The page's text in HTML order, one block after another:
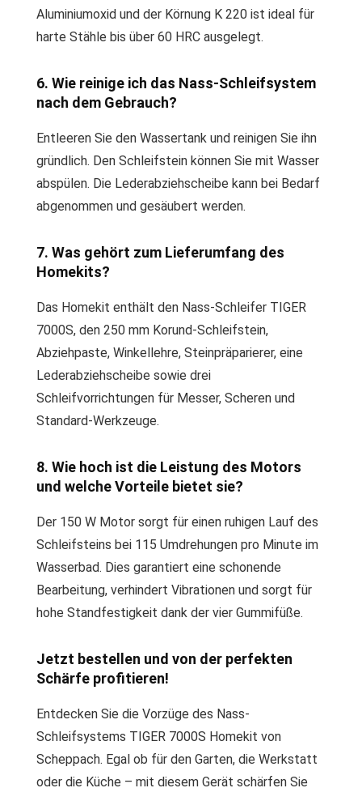
Aluminiumoxid und der Körnung K 220 ist ideal für
harte Stähle bis über 60 HRC ausgelegt.
6. Wie reinige ich das Nass-Schleifsystem
nach dem Gebrauch?
Entleeren Sie den Wassertank und reinigen Sie ihn
gründlich. Den Schleifstein können Sie mit Wasser
abspülen. Die Lederabziehscheibe kann bei Bedarf
abgenommen und gesäubert werden.
7. Was gehört zum Lieferumfang des
Homekits?
Das Homekit enthält den Nass-Schleifer TIGER
7000S, den 250 mm Korund-Schleifstein,
Abziehpaste, Winkellehre, Steinpräparierer, eine
Lederabziehscheibe sowie drei
Schleifvorrichtungen für Messer, Scheren und
Standard-Werkzeuge.
8. Wie hoch ist die Leistung des Motors
und welche Vorteile bietet sie?
Der 150 W Motor sorgt für einen ruhigen Lauf des
Schleifsteins bei 115 Umdrehungen pro Minute im
Wasserbad. Dies garantiert eine schonende
Bearbeitung, verhindert Vibrationen und sorgt für
hohe Standfestigkeit dank der vier Gummifüße.
Jetzt bestellen und von der perfekten
Schärfe profitieren!
Entdecken Sie die Vorzüge des Nass-
Schleifsystems TIGER 7000S Homekit von
Scheppach. Egal ob für den Garten, die Werkstatt
oder die Küche – mit diesem Gerät schärfen Sie